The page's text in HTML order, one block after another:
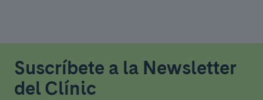
Suscríbete a la Newsletter
del Clínic